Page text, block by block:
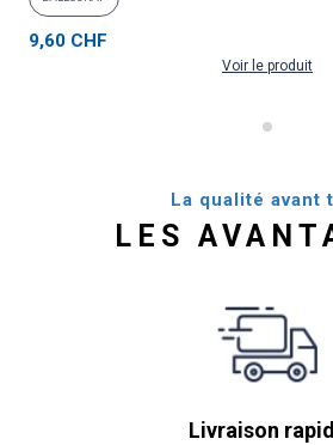
9,60 CHF
Voir le produit
La qualité avant
LES
Livraison